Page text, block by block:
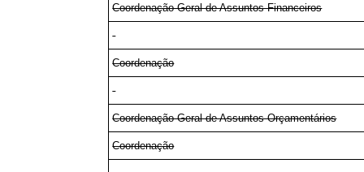
Coordenação-Geral de Assuntos Financeiros
Coordenação
Coordenação-Geral de Assuntos Orçamentários
Coordenação